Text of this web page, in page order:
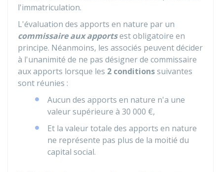
l'immatriculation.
L'évaluation des apports en nature par un
commissaire aux apportsest obligatoire en
principe. Néanmoins, les associés peuvent décider
à l'unanimité de ne pas désigner de commissaire
aux apports lorsque les 2 conditionssuivantes
sont réunies :
Aucun des apports en nature n'a une
valeur supérieure à 30 000 €,
Et la valeur totale des apports en nature
ne représente pas plus de la moitié du
capital social.